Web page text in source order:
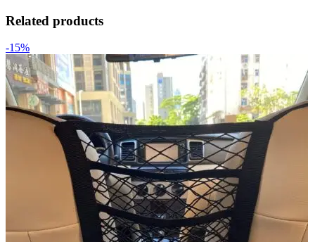
Related products
-15%